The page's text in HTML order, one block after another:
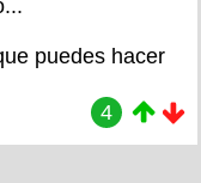
puedes hacer
4